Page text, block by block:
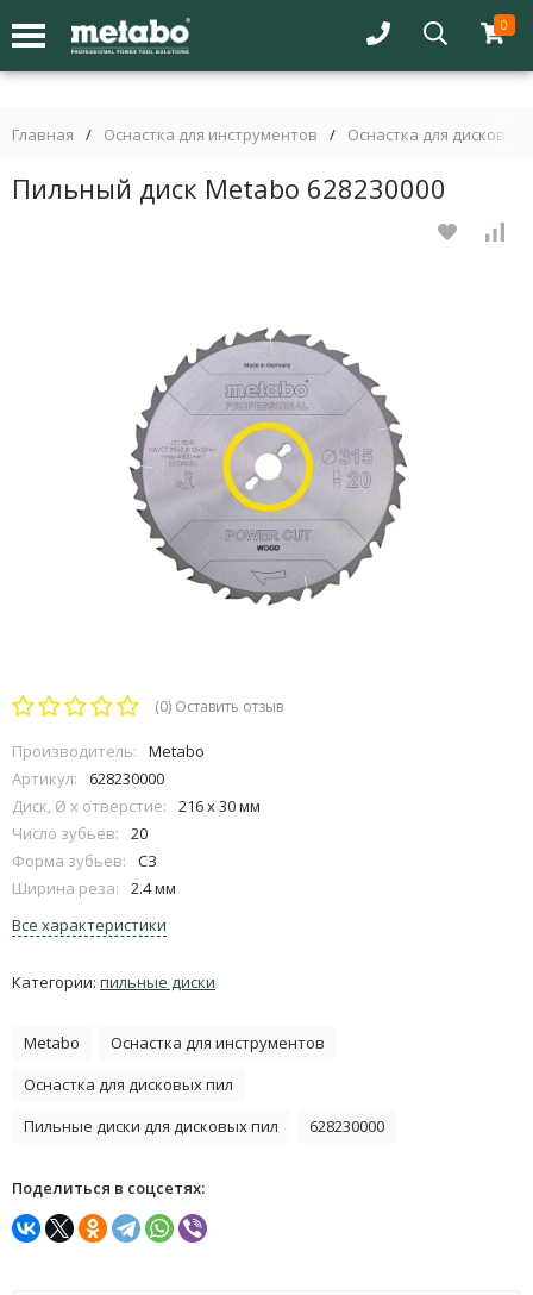
0
Главная / Оснастка для инструментов / Оснастка для дисковых
Пильный диск Metabo 628230000
(0) Оставить отзыв
Производитель:
Metabo
Артикул:
628230000
Диск, Ø x отверстие:
216 x 30 мм
Число зубьев:
20
Форма зубьев:
СЗ
Ширина реза:
2.4 мм
Все характеристики
Категории: пильные диски
Metabo
Оснастка для инструментов
Оснастка для дисковых пил
Пильные диски для дисковых пил
628230000
Поделиться в соцсетях: